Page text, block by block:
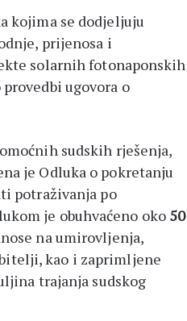
kojima se dodjeljuju
prijenosa i
solarnih fotonaponskih
ugovora o
sudskih rješenja,
je Odluka o pokretanju
potraživanja po
je obuhvaćeno oko 50
na umirovljenja,
kao i zaprimljene
trajanja sudskog